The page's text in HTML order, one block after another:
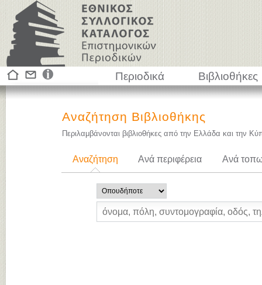
Περιοδικά Βιβλιοθήκες
Αναζήτηση Βιβλιοθήκης
Περιλαμβάνονται βιβλιοθήκες από την Ελλάδα και την
Αναζήτηση Ανά περιφέρεια Ανά